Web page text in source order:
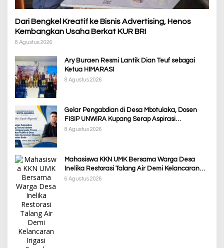
Dari Bengkel Kreatif ke Bisnis Advertising, Henos
Kembangkan Usaha Berkat KUR BRI
8 Agustus 2026
Ary Buraen Resmi Lantik Dian Teuf sebagai
Ketua HIMARASI
8 Agustus 2026
Gelar Pengabdian di Desa Mbotulaka, Dosen
FISIP UNWIRA Kupang Serap Aspirasi
Masyarakat & Penguatan Kapasitas Karang
8 Agustus 2026
Mahasiswa KKN UMK Bersama Warga Desa
Inelika Restorasi Talang Air Demi Kelancaran
Irigasi Sawah
6 Agustus 2026